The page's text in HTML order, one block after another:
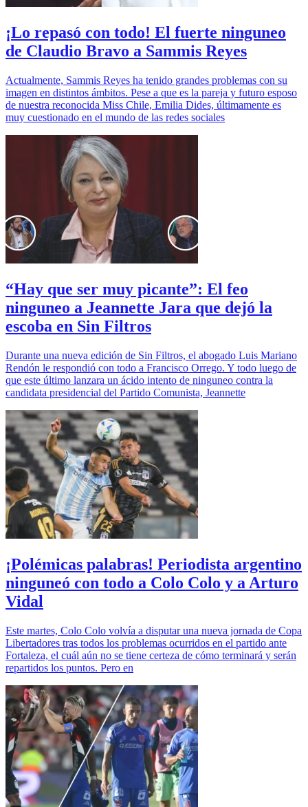
¡Lo repasó con todo! El fuerte ninguneo
de Claudio Bravo a Sammis Reyes
Actualmente, Sammis Reyes ha tenido grandes problemas con su
imagen en distintos ámbitos. Pese a que es la pareja y futuro esposo
de nuestra reconocida Miss Chile, Emilia Dides, últimamente es
muy cuestionado en el mundo de las redes sociales
“Hay que ser muy picante”: El feo
ninguneo a Jeannette Jara que dejó la
escoba en Sin Filtros
Durante una nueva edición de Sin Filtros, el abogado Luis Mariano
Rendón le respondió con todo a Francisco Orrego. Y todo luego de
que este último lanzara un ácido intento de ninguneo contra la
candidata presidencial del Partido Comunista, Jeannette
¡Polémicas palabras! Periodista argentino
ninguneó con todo a Colo Colo y a Arturo
Vidal
Este martes, Colo Colo volvía a disputar una nueva jornada de Copa
Libertadores tras todos los problemas ocurridos en el partido ante
Fortaleza, el cuál aún no se tiene certeza de cómo terminará y serán
repartidos los puntos. Pero en